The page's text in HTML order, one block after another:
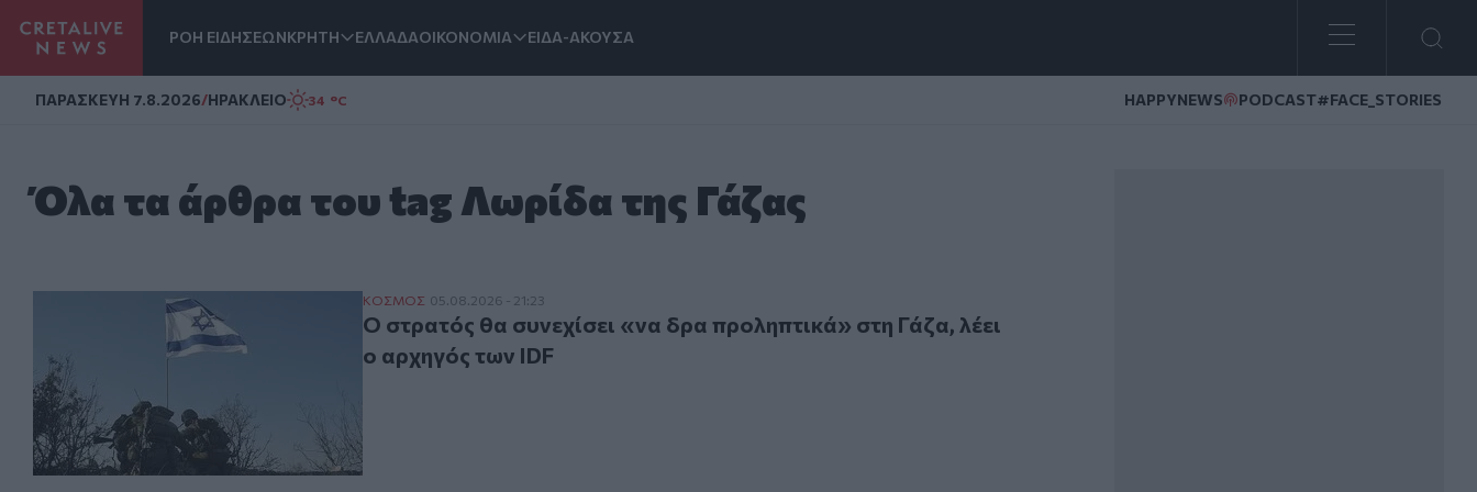
ΡΟΗ ΕΙΔΗΣΕΩΝΚΡΗΤΗ ΕΛΛΑΔΑΟΙΚΟΝΟΜΙΑ ΕΙΔΑ-ΑΚΟΥΣΑ
ΠΑΡΑΣΚΕΥΗ 7.8.2026/ΗΡΑΚΛΕΙΟ 34 °C HAPPYNEWS PODCAST#FACE_STORIES
Όλα τα άρθρα του tag Λωρίδα της Γάζας
Ο στρατός θα συνεχίσει «να δρα προληπτικά» στη Γάζα, λέει ο αρχηγός των IDF
ΚΟΣΜΟΣ 05.08.2026 - 21:23
Ο στρατός θα συνεχίσει «να δρα προληπτικά» στη Γάζα, λέει
ο αρχηγός των IDF